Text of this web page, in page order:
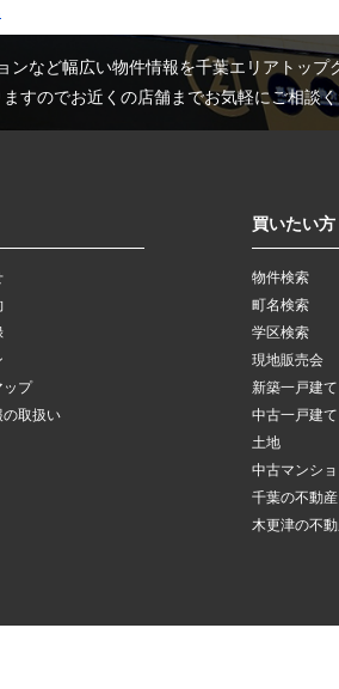
ンなど幅広い物件情報を千葉エリアトップ
すのでお近くの店舗までお気軽にご相
ップ
の取扱い
買いたい方
物件検索
町名検索
学区検索
現地販売会
新築一戸建て
中古一戸建て
土地
中古マンシ
千葉の不動産
木更津の不